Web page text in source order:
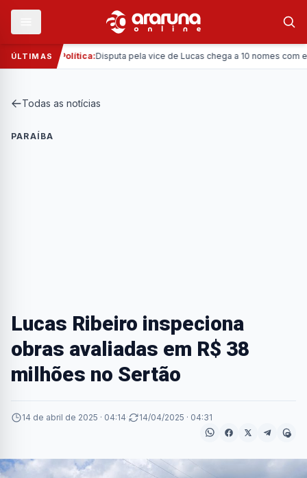
ÚLTIMAS
— Política:Disputa pela vice de Lucas chega a 10 nomes com
Todas as notícias
PARAÍBA
Lucas Ribeiro inspeciona
obras avaliadas em R$ 38
milhões no Sertão
14 de abril de 2025 · 04:14· 14/04/2025 · 04:31